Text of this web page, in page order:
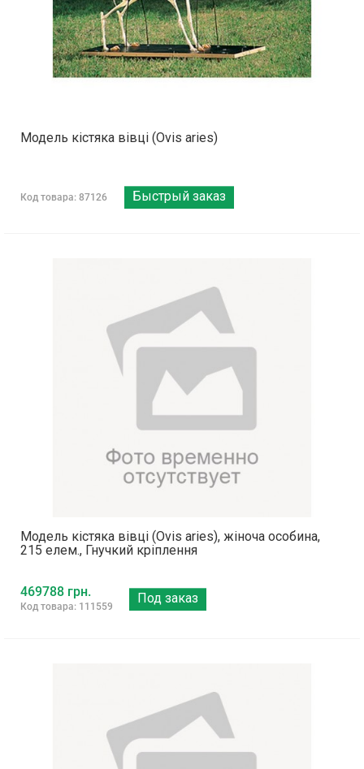
Модель кістяка вівці (Ovis aries)
Код товара: 87126 Быстрый заказ
Модель кістяка вівці (Ovis aries), жіноча особина,
215 елем., Гнучкий кріплення
469788 грн.
Код товара: 111559
Под заказ